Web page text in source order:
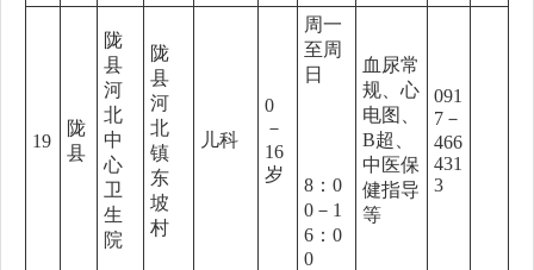
19
陇
县
陇
县
河
北
中
心
卫
生
院
陇
县
河
北
镇
东
坡
村
儿科
0
－
16
岁
周一
至周
日
8：0
0－1
6：0
0
血尿常
规、心
电图、
B超、
中医保
健指导
等
091
7－
466
431
3